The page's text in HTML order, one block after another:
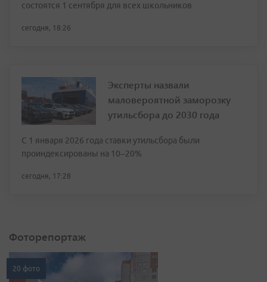
состоятся 1 сентября для всех школьников
сегодня, 18:26
Эксперты назвали
маловероятной заморозку
утильсбора до 2030 года
С 1 января 2026 года ставки утильсбора были
проиндексированы на 10–20%
сегодня, 17:28
Фоторепортаж
20 фото